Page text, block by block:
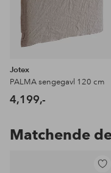
Jotex
PALMA sengegavl 120 cm
4,199,-
Matchende